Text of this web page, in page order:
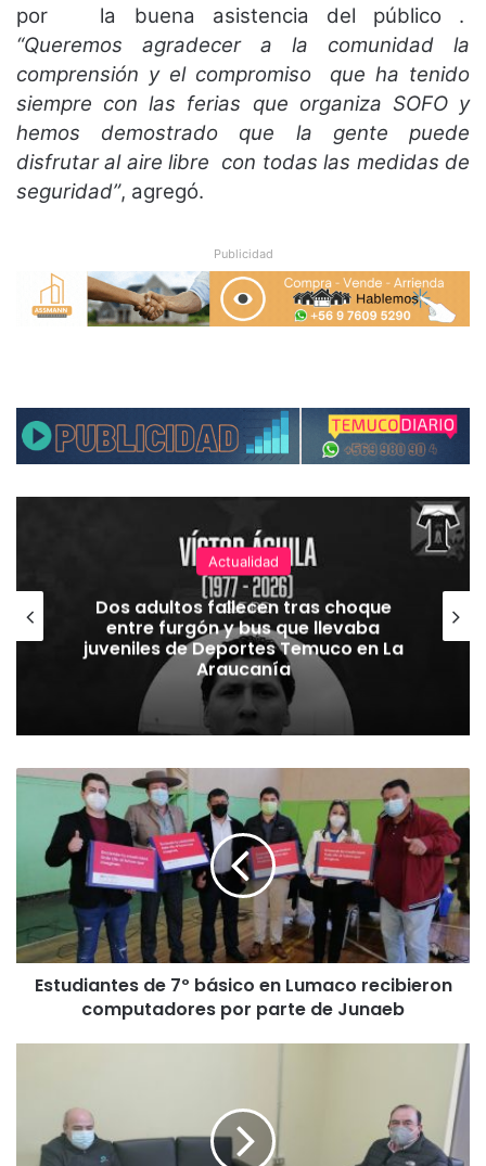
por la buena asistencia del público .
“Queremos agradecer a la comunidad la
comprensión y el compromiso que ha tenido
siempre con las ferias que organiza SOFO y
hemos demostrado que la gente puede
disfrutar al aire libre con todas las medidas de
seguridad”, agregó.
Publicidad
Actualidad
Dos adultos fallecen tras choque
entre furgón y bus que llevaba
juveniles de Deportes Temuco en La
Araucanía
E
n
t
Estudiantes de 7º básico en Lumaco recibieron
computadores por parte de Junaeb